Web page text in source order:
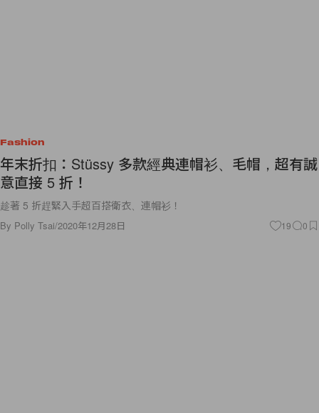
Fashion
年末折扣：Stüssy 多款經典連帽衫、毛帽，超有誠
意直接 5 折！
趁著 5 折趕緊入手超百搭衛衣、連帽衫！
By Polly Tsai/2020年12月28日 19 0